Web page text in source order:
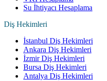
Su İhtiyacı Hesaplama
Diş Hekimleri
İstanbul Diş Hekimleri
Ankara Diş Hekimleri
İzmir Diş Hekimleri
Bursa Diş Hekimleri
Antalya Diş Hekimleri